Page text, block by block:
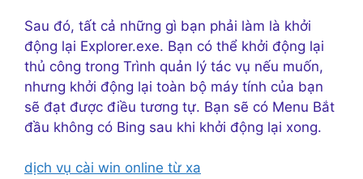
Sau đó, tất cả những gì bạn phải làm là khởi
động lại Explorer.exe. Bạn có thể khởi động lại
thủ công trong Trình quản lý tác vụ nếu muốn,
nhưng khởi động lại toàn bộ máy tính của bạn
sẽ đạt được điều tương tự. Bạn sẽ có Menu Bắt
đầu không có Bing sau khi khởi động lại xong.
dịch vụ cài win online từ xa